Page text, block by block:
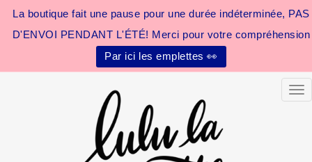
La boutique fait une pause pour une durée indéterminée, PAS
D'ENVOI PENDANT L'ÉTÉ! Merci pour votre compréhension
Par ici les emplettes 👀